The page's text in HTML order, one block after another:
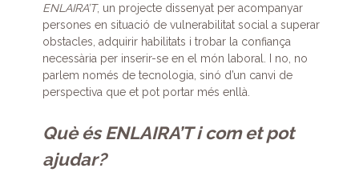
ENLAIRA’T, un projecte dissenyat per acompanyar
persones en situació de vulnerabilitat social a superar
obstacles, adquirir habilitats i trobar la confiança
necessària per inserir-se en el món laboral. I no, no
parlem només de tecnologia, sinó d’un canvi de
perspectiva que et pot portar més enllà.
Què és ENLAIRA’T i com et pot
ajudar?